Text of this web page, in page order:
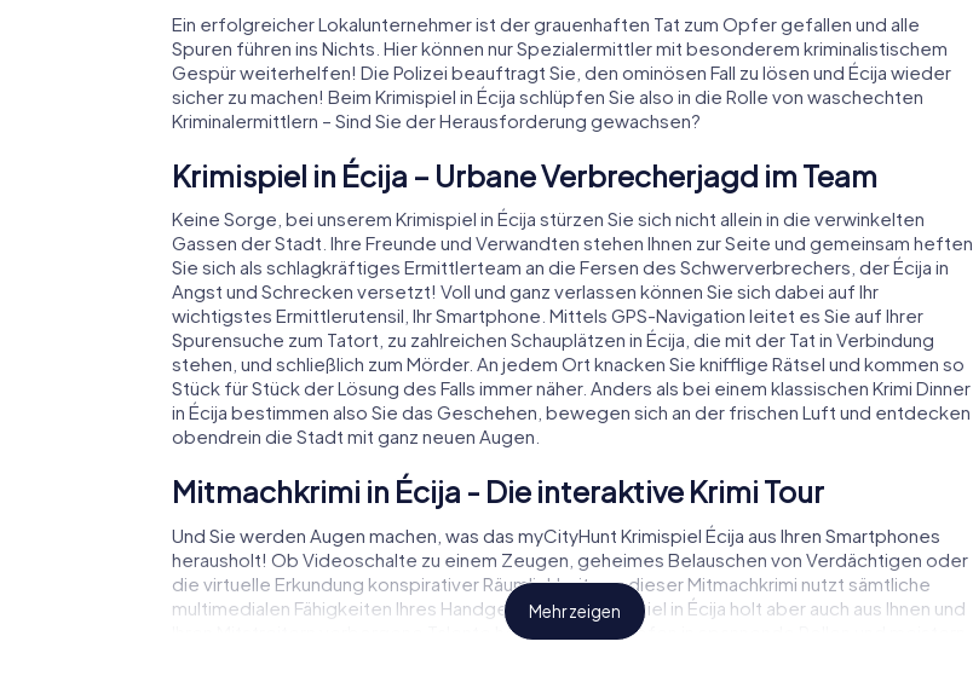
Ein erfolgreicher Lokalunternehmer ist der grauenhaften Tat zum Opfer gefallen und alle
Spuren führen ins Nichts. Hier können nur Spezialermittler mit besonderem kriminalistischem
Gespür weiterhelfen! Die Polizei beauftragt Sie, den ominösen Fall zu lösen und Écija wieder
sicher zu machen! Beim Krimispiel in Écija schlüpfen Sie also in die Rolle von waschechten
Kriminalermittlern – Sind Sie der Herausforderung gewachsen?
Krimispiel in Écija – Urbane Verbrecherjagd im Team
Keine Sorge, bei unserem Krimispiel in Écija stürzen Sie sich nicht allein in die verwinkelten
Gassen der Stadt. Ihre Freunde und Verwandten stehen Ihnen zur Seite und gemeinsam heften
Sie sich als schlagkräftiges Ermittlerteam an die Fersen des Schwerverbrechers, der Écija in
Angst und Schrecken versetzt! Voll und ganz verlassen können Sie sich dabei auf Ihr
wichtigstes Ermittlerutensil, Ihr Smartphone. Mittels GPS-Navigation leitet es Sie auf Ihrer
Spurensuche zum Tatort, zu zahlreichen Schauplätzen in Écija, die mit der Tat in Verbindung
stehen, und schließlich zum Mörder. An jedem Ort knacken Sie knifflige Rätsel und kommen so
Stück für Stück der Lösung des Falls immer näher. Anders als bei einem klassischen Krimi Dinner
in Écija bestimmen also Sie das Geschehen, bewegen sich an der frischen Luft und entdecken
obendrein die Stadt mit ganz neuen Augen.
Mitmachkrimi in Écija - Die interaktive Krimi Tour
Und Sie werden Augen machen, was das myCityHunt Krimispiel Écija aus Ihren Smartphones
herausholt! Ob Videoschalte zu einem Zeugen, geheimes Belauschen von Verdächtigen oder
die virtuelle Erkundung konspirativer Räumlichkeiten – dieser Mitmachkrimi nutzt sämtliche
multimedialen Fähigkeiten Ihres Handgeräts. Das Krimispiel in Écija holt aber auch aus Ihnen und
Ihren Mitstreitern verborgene Talente heraus! Sie schlüpfen in spannende Rollen und meistern
Mehr zeigen